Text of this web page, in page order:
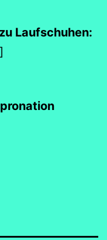
Laufschuhen: